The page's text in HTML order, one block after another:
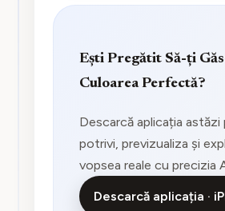
Ești Pregătit Să-ți
Culoarea Perfectă?
Descarcă aplicația astăzi
potrivi, previzualiza și
vopsea reale cu precizia
Descarcă aplicația ·